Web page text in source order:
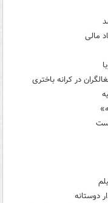
مالی
در کرانه باختری
دوستانه